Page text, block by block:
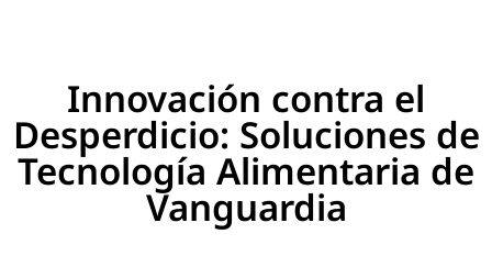
Innovación contra el
Desperdicio: Soluciones de
Tecnología Alimentaria de
Vanguardia